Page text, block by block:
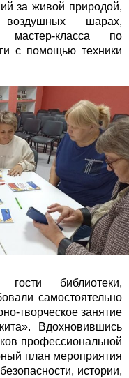
за живой природой,
шарах,
мастер-класса по
с помощью техники
библиотеки,
самостоятельно
творческое занятие
Вдохновившись
профессиональной
план мероприятия
истории,